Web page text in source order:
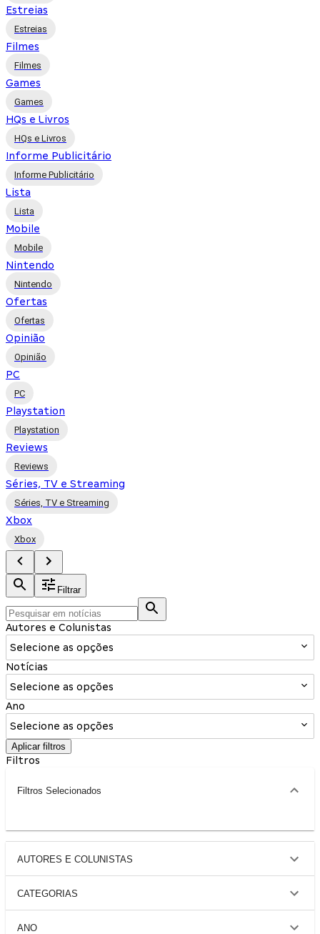
Estreias
Estreias
Filmes
Filmes
Games
Games
HQs e Livros
HQs e Livros
Informe Publicitário
Informe Publicitário
Lista
Lista
Mobile
Mobile
Nintendo
Nintendo
Ofertas
Ofertas
Opinião
Opinião
PC
PC
Playstation
Playstation
Reviews
Reviews
Séries, TV e Streaming
Séries, TV e Streaming
Xbox
Xbox
Filtrar
Autores e Colunistas
Selecione as opções
Notícias
Selecione as opções
Ano
Selecione as opções
Aplicar filtros
Filtros
Filtros Selecionados
AUTORES E COLUNISTAS
CATEGORIAS
ANO